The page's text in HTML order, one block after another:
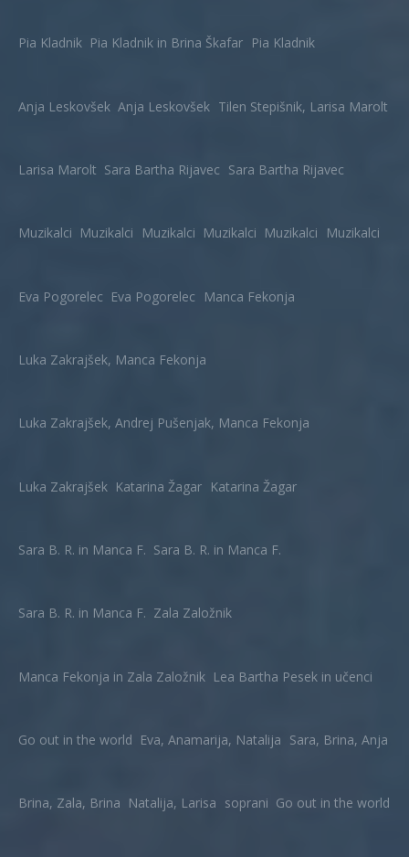
Pia Kladnik Pia Kladnik in Brina Škafar Pia Kladnik
Anja Leskovšek Anja Leskovšek Tilen Stepišnik, Larisa Marolt
Larisa Marolt Sara Bartha Rijavec Sara Bartha Rijavec
Muzikalci Muzikalci Muzikalci Muzikalci Muzikalci Muzikalci
Eva Pogorelec Eva Pogorelec Manca Fekonja
Luka Zakrajšek, Manca Fekonja
Luka Zakrajšek, Andrej Pušenjak, Manca Fekonja
Luka Zakrajšek Katarina Žagar Katarina Žagar
Sara B. R. in Manca F. Sara B. R. in Manca F.
Sara B. R. in Manca F. Zala Založnik
Manca Fekonja in Zala Založnik Lea Bartha Pesek in učenci
Go out in the world Eva, Anamarija, Natalija Sara, Brina, Anja
Brina, Zala, Brina Natalija, Larisa soprani Go out in the world